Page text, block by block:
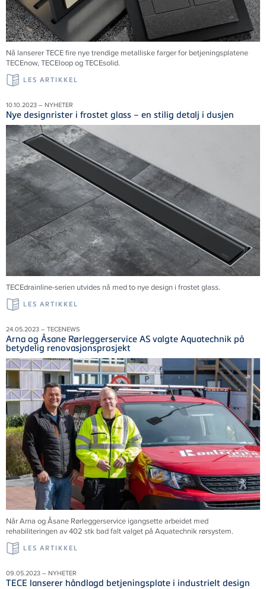
Nå lanserer TECE fire nye trendige metalliske farger for betjeningsplatene
TECEnow, TECEloop og TECEsolid.
LES ARTIKKEL
10.10.2023 – NYHETER
Nye designrister i frostet glass – en stilig detalj i dusjen
TECEdrainline-serien utvides nå med to nye design i frostet glass.
LES ARTIKKEL
24.05.2023 – TECENEWS
Arna og Åsane Rørleggerservice AS valgte Aquatechnik på
betydelig renovasjonsprosjekt
Når Arna og Åsane Rørleggerservice igangsette arbeidet med
rehabiliteringen av 402 stk bad falt valget på Aquatechnik rørsystem.
LES ARTIKKEL
09.05.2023 – NYHETER
TECE lanserer håndlagd betjeningsplate i industrielt design